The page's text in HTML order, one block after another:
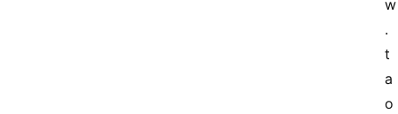
w
.
t
a
o